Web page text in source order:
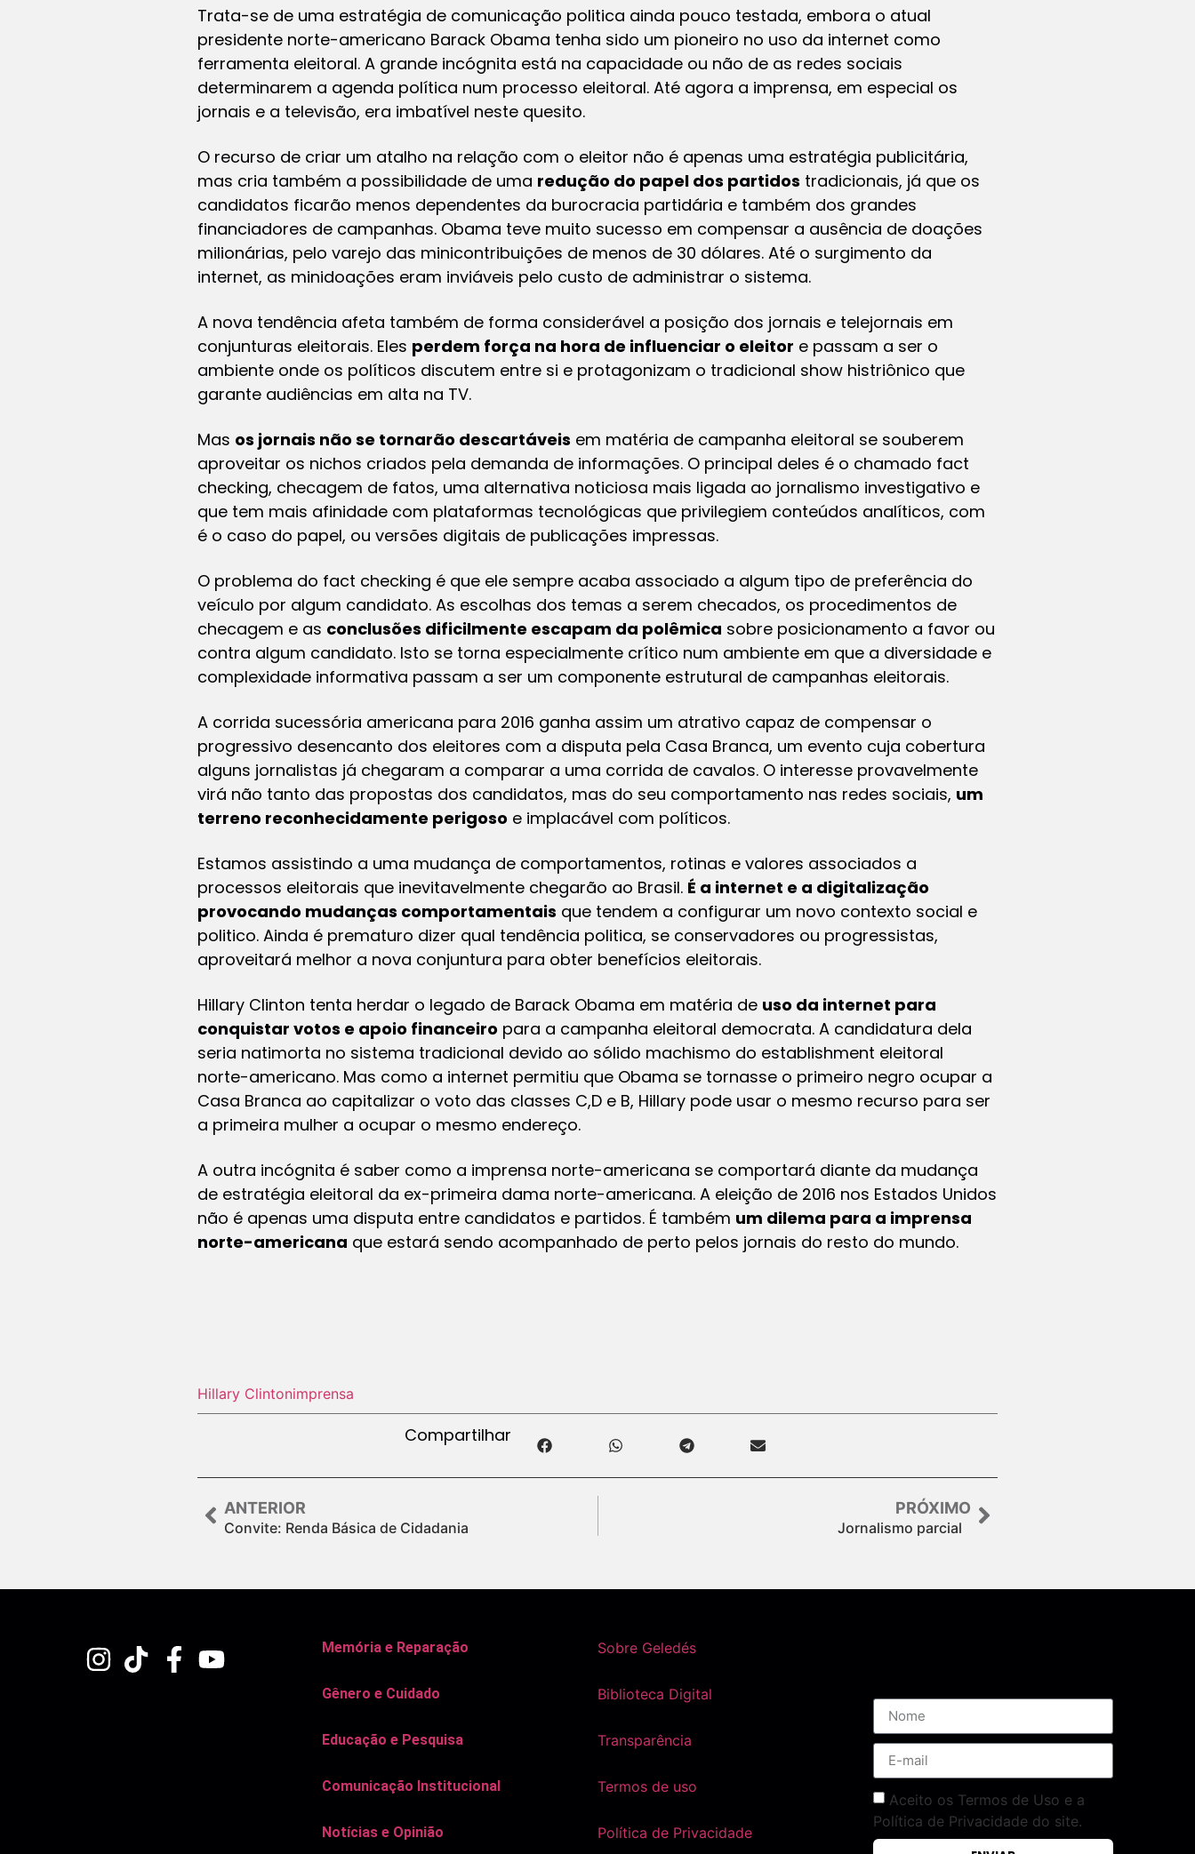
Trata-se de uma estratégia de comunicação politica ainda pouco testada, embora o atual
presidente norte-americano Barack Obama tenha sido um pioneiro no uso da internet como
ferramenta eleitoral. A grande incógnita está na capacidade ou não de as redes sociais
determinarem a agenda política num processo eleitoral. Até agora a imprensa, em especial os
jornais e a televisão, era imbatível neste quesito.
O recurso de criar um atalho na relação com o eleitor não é apenas uma estratégia publicitária,
mas cria também a possibilidade de uma redução do papel dos partidos tradicionais, já que os
candidatos ficarão menos dependentes da burocracia partidária e também dos grandes
financiadores de campanhas. Obama teve muito sucesso em compensar a ausência de doações
milionárias, pelo varejo das minicontribuições de menos de 30 dólares. Até o surgimento da
internet, as minidoações eram inviáveis pelo custo de administrar o sistema.
A nova tendência afeta também de forma considerável a posição dos jornais e telejornais em
conjunturas eleitorais. Eles perdem força na hora de influenciar o eleitor e passam a ser o
ambiente onde os políticos discutem entre si e protagonizam o tradicional show histriônico que
garante audiências em alta na TV.
Mas os jornais não se tornarão descartáveis em matéria de campanha eleitoral se souberem
aproveitar os nichos criados pela demanda de informações. O principal deles é o chamado fact
checking, checagem de fatos, uma alternativa noticiosa mais ligada ao jornalismo investigativo e
que tem mais afinidade com plataformas tecnológicas que privilegiem conteúdos analíticos, com
é o caso do papel, ou versões digitais de publicações impressas.
O problema do fact checking é que ele sempre acaba associado a algum tipo de preferência do
veículo por algum candidato. As escolhas dos temas a serem checados, os procedimentos de
checagem e as conclusões dificilmente escapam da polêmica sobre posicionamento a favor ou
contra algum candidato. Isto se torna especialmente crítico num ambiente em que a diversidade e
complexidade informativa passam a ser um componente estrutural de campanhas eleitorais.
A corrida sucessória americana para 2016 ganha assim um atrativo capaz de compensar o
progressivo desencanto dos eleitores com a disputa pela Casa Branca, um evento cuja cobertura
alguns jornalistas já chegaram a comparar a uma corrida de cavalos. O interesse provavelmente
virá não tanto das propostas dos candidatos, mas do seu comportamento nas redes sociais, um
terreno reconhecidamente perigoso e implacável com políticos.
Estamos assistindo a uma mudança de comportamentos, rotinas e valores associados a
processos eleitorais que inevitavelmente chegarão ao Brasil. É a internet e a digitalização
provocando mudanças comportamentais que tendem a configurar um novo contexto social e
politico. Ainda é prematuro dizer qual tendência politica, se conservadores ou progressistas,
aproveitará melhor a nova conjuntura para obter benefícios eleitorais.
Hillary Clinton tenta herdar o legado de Barack Obama em matéria de uso da internet para
conquistar votos e apoio financeiro para a campanha eleitoral democrata. A candidatura dela
seria natimorta no sistema tradicional devido ao sólido machismo do establishment eleitoral
norte-americano. Mas como a internet permitiu que Obama se tornasse o primeiro negro ocupar a
Casa Branca ao capitalizar o voto das classes C,D e B, Hillary pode usar o mesmo recurso para ser
a primeira mulher a ocupar o mesmo endereço.
A outra incógnita é saber como a imprensa norte-americana se comportará diante da mudança
de estratégia eleitoral da ex-primeira dama norte-americana. A eleição de 2016 nos Estados Unidos
não é apenas uma disputa entre candidatos e partidos. É também um dilema para a imprensa
norte-americana que estará sendo acompanhado de perto pelos jornais do resto do mundo.
Hillary Clintonimprensa
Compartilhar
ANTERIOR
Convite: Renda Básica de Cidadania
PRÓXIMO
Jornalismo parcial
Memória e Reparação
Gênero e Cuidado
Educação e Pesquisa
Comunicação Institucional
Notícias e Opinião
Sobre Geledés
Biblioteca Digital
Transparência
Termos de uso
Política de Privacidade
Aceito os Termos de Uso e a
Política de Privacidade do site.